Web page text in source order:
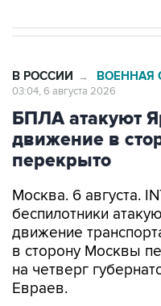
БПЛА атакуют
движение в
перекрыто
Москва. 6 августа.
движение
в сторону Москвы
на четверг
Евраев.
"В целях